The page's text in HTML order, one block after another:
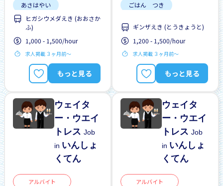
あさはやい
リーダーになれる
しゃいんに なれる
ざんぎょう すくない
土日 しごと
ヒガシウメダえき (おおさか
ふ)
1,000 - 1,500/hour
求人掲載 ３ヶ月前〜
もっと見る
ごはん つき
しゃいんに なれる
りゅうがくせい かんげい
女性かんげい
昇給
ギンザえき (とうきょうと)
1,200 - 1,500/hour
求人掲載 ３ヶ月前〜
もっと見る
ウェイタ
ー・ウエイ
トレスJob
in いんしょ
くてん
アルバイト
ウェイタ
ー・ウエイ
トレスJob
in いんしょ
くてん
アルバイト